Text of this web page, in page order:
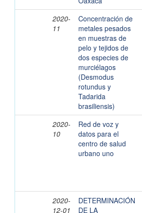
2020-
11
Concentración de
metales pesados
en muestras de
pelo y tejidos de
dos especies de
murciélagos
(Desmodus
rotundus y
Tadarida
brasiliensis)
2020-
10
Red de voz y
datos para el
centro de salud
urbano uno
2020-
12-01
DETERMINACIÓN
DE LA